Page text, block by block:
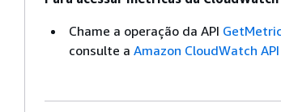
Chame a operação da API
consulte a Amazon CloudWatch